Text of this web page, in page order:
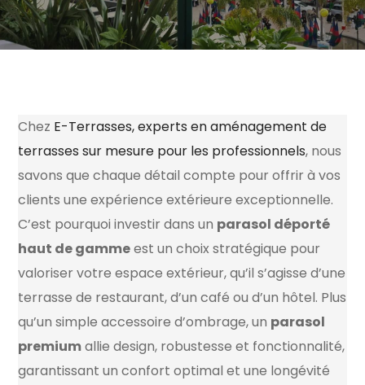
Chez E-Terrasses, experts en aménagement de
terrasses sur mesure pour les professionnels, nous
savons que chaque détail compte pour offrir à vos
clients une expérience extérieure exceptionnelle.
C’est pourquoi investir dans un parasol déporté
haut de gammeest un choix stratégique pour
valoriser votre espace extérieur, qu’il s’agisse d’une
terrasse de restaurant, d’un café ou d’un hôtel. Plus
qu’un simple accessoire d’ombrage, un parasol
premiumallie design, robustesse et fonctionnalité,
garantissant un confort optimal et une longévité